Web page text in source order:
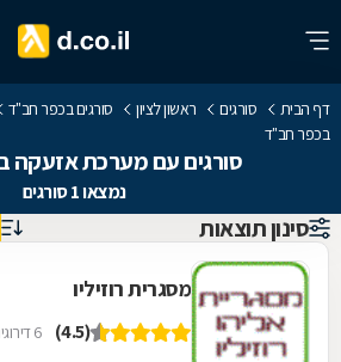
דף הבית סורגים ראשון לציון סורגים בכפר חב"ד
בכפר חב"ד
סורגים עם מערכת אזעקה
נמצאו 1 סורגים
סינון תוצאות
מסגרית רוזיליו
(4.5) 6 דירוגים